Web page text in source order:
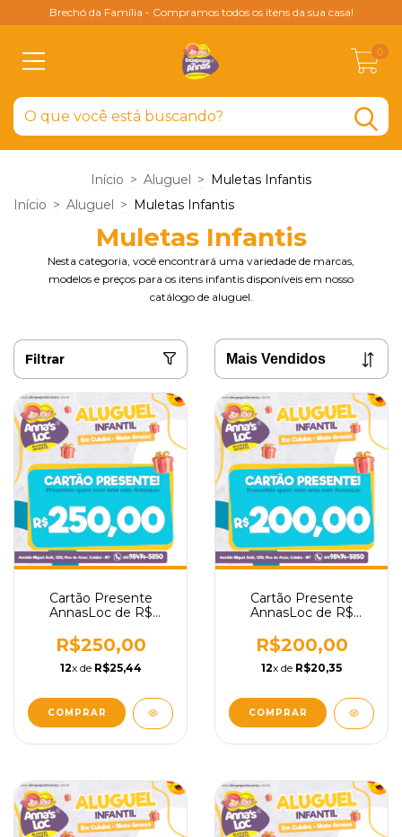
Brechó da Família - Compramos todos os itens da sua casa!
0
Início > Aluguel > Muletas Infantis
Início > Aluguel > Muletas Infantis
Muletas Infantis
Nesta categoria, você encontrará uma variedade de marcas,
modelos e preços para os itens infantis disponíveis em nosso
catálogo de aluguel.
Filtrar
Cartão Presente
AnnasLoc de R$
R$250,00
12x de R$25,44
COMPRAR
Cartão Presente
AnnasLoc de R$
R$200,00
12x de R$20,35
COMPRAR